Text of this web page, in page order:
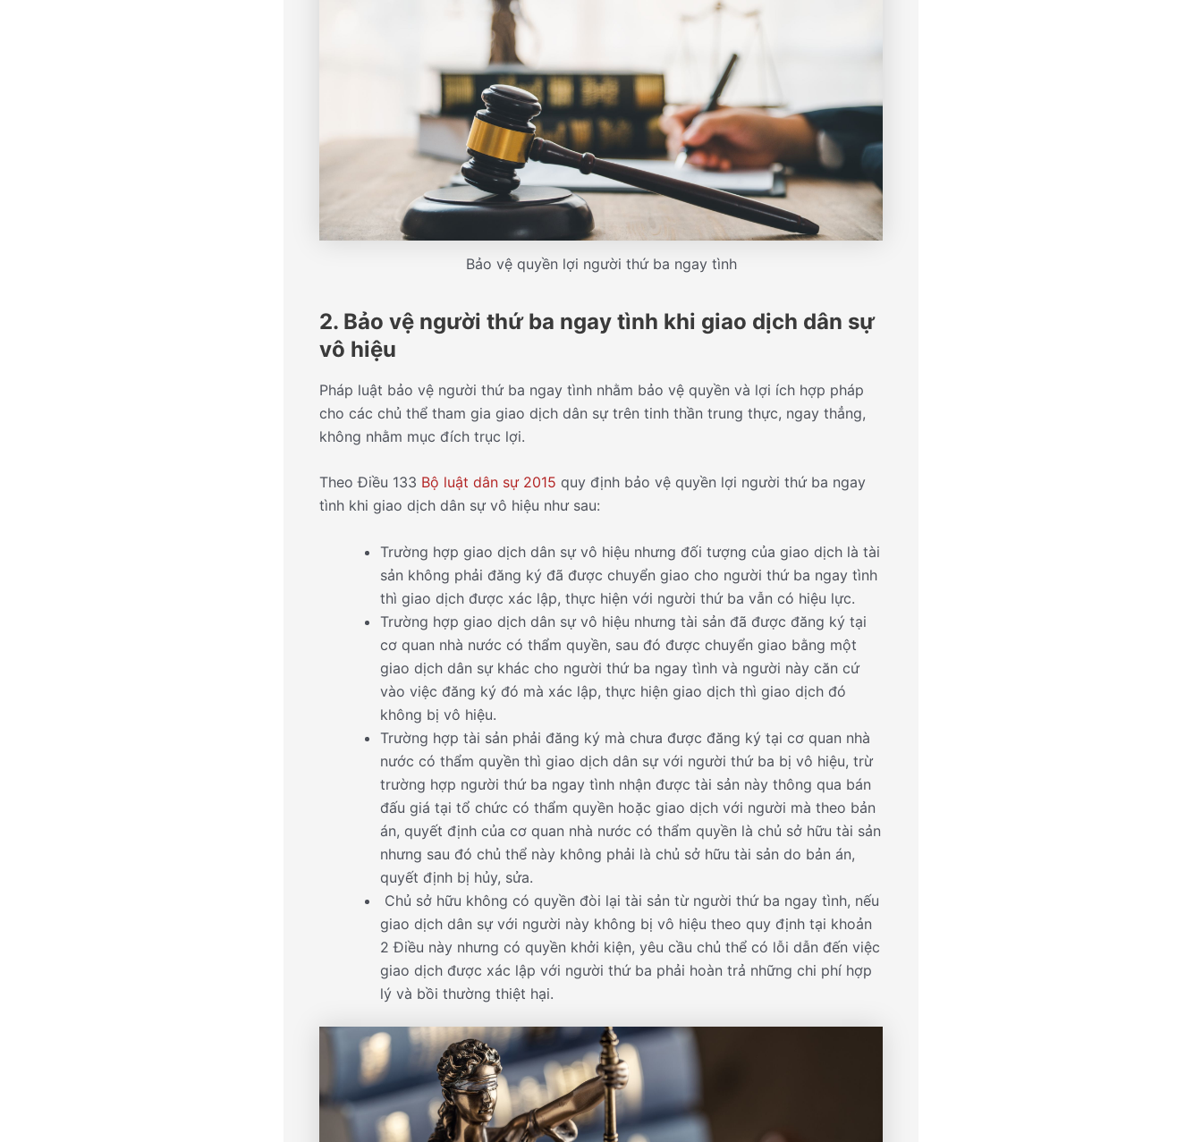
Bảo vệ quyền lợi người thứ ba ngay tình
2. Bảo vệ người thứ ba ngay tình khi giao dịch dân sự
vô hiệu
Pháp luật bảo vệ người thứ ba ngay tình nhằm bảo vệ quyền và lợi ích hợp pháp
cho các chủ thể tham gia giao dịch dân sự trên tinh thần trung thực, ngay thẳng,
không nhằm mục đích trục lợi.
Theo Điều 133 Bộ luật dân sự 2015 quy định bảo vệ quyền lợi người thứ ba ngay
tình khi giao dịch dân sự vô hiệu như sau:
Trường hợp giao dịch dân sự vô hiệu nhưng đối tượng của giao dịch là tài
sản không phải đăng ký đã được chuyển giao cho người thứ ba ngay tình
thì giao dịch được xác lập, thực hiện với người thứ ba vẫn có hiệu lực.
Trường hợp giao dịch dân sự vô hiệu nhưng tài sản đã được đăng ký tại
cơ quan nhà nước có thẩm quyền, sau đó được chuyển giao bằng một
giao dịch dân sự khác cho người thứ ba ngay tình và người này căn cứ
vào việc đăng ký đó mà xác lập, thực hiện giao dịch thì giao dịch đó
không bị vô hiệu.
Trường hợp tài sản phải đăng ký mà chưa được đăng ký tại cơ quan nhà
nước có thẩm quyền thì giao dịch dân sự với người thứ ba bị vô hiệu, trừ
trường hợp người thứ ba ngay tình nhận được tài sản này thông qua bán
đấu giá tại tổ chức có thẩm quyền hoặc giao dịch với người mà theo bản
án, quyết định của cơ quan nhà nước có thẩm quyền là chủ sở hữu tài sản
nhưng sau đó chủ thể này không phải là chủ sở hữu tài sản do bản án,
quyết định bị hủy, sửa.
Chủ sở hữu không có quyền đòi lại tài sản từ người thứ ba ngay tình, nếu
giao dịch dân sự với người này không bị vô hiệu theo quy định tại khoản
2 Điều này nhưng có quyền khởi kiện, yêu cầu chủ thể có lỗi dẫn đến việc
giao dịch được xác lập với người thứ ba phải hoàn trả những chi phí hợp
lý và bồi thường thiệt hại.